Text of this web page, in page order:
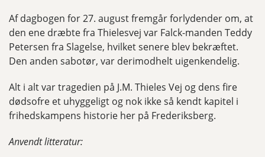
Af dagbogen for 27. august fremgår forlydender om, at
den ene dræbte fra Thielesvej var Falck-manden Teddy
Petersen fra Slagelse, hvilket senere blev bekræftet.
Den anden sabotør, var derimodhelt uigenkendelig.
Alt i alt var tragedien på J.M. Thieles Vej og dens fire
dødsofre et uhyggeligt og nok ikke så kendt kapitel i
frihedskampens historie her på Frederiksberg.
Anvendt litteratur: